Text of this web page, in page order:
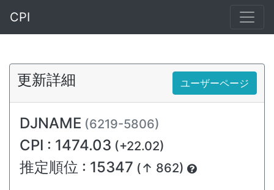
CPI
更新詳細 ユーザーページ
DJNAME (6219-5806)
CPI : 1474.03 (+22.02)
推定順位 : 15347 (↑ 862)